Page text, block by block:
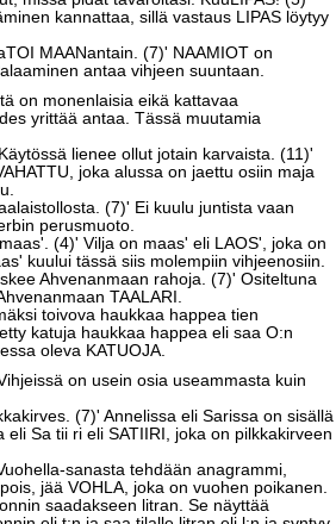
kannattaa, sillä vastaus LIPAS löytyy
MAANantain. (7)' NAAMIOT on
antaa vihjeen suuntaan.
on monenlaisia eikä kattavaa
yrittää antaa. Tässä muutamia
lienee ollut jotain karvaista. (11)'
joka alussa on jaettu osiin maja
(7)' Ei kuulu juntista vaan
perusmuoto.
(4)' Vilja on maas' eli LAOS', joka on
kuului tässä siis molempiin vihjeenosiin.
Ahvenanmaan rahoja. (7)' Ositeltuna
TAALARI.
toivova haukkaa happea tien
katuja haukkaa happea eli saa O:n
oleva KATUOJA.
on usein osia useammasta kuin
(7)' Annelissa eli Sarissa on sisällä
eli Sa tii ri eli SATIIRI, joka on pilkkakirveen
sanasta tehdään anagrammi,
jää VOHLA, joka on vuohen poikanen.
saadakseen litran. Se näyttää